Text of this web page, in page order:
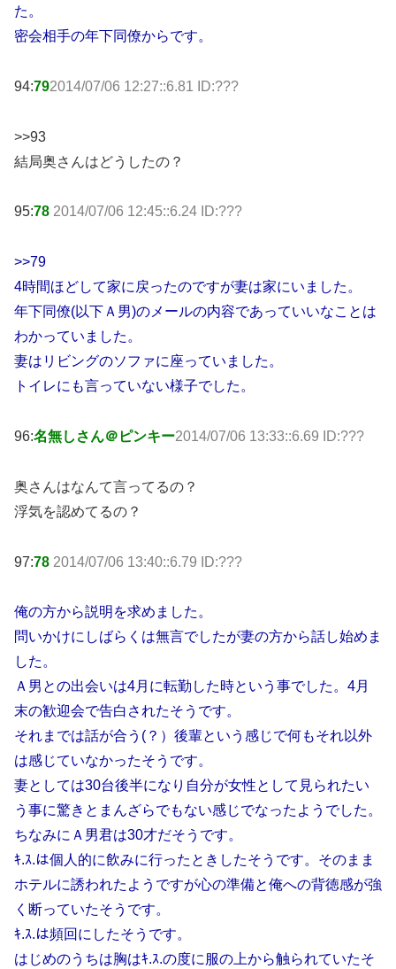
た。
密会相手の年下同僚からです。
94:792014/07/06 12:27::6.81 ID:???
>>93
結局奥さんはどうしたの？
95:78 2014/07/06 12:45::6.24 ID:???
>>79
4時間ほどして家に戻ったのですが妻は家にいました。
年下同僚(以下Ａ男)のメールの内容であっていいなことは
わかっていました。
妻はリビングのソファに座っていました。
トイレにも言っていない様子でした。
96:名無しさん＠ピンキー2014/07/06 13:33::6.69 ID:???
奥さんはなんて言ってるの？
浮気を認めてるの？
97:78 2014/07/06 13:40::6.79 ID:???
俺の方から説明を求めました。
問いかけにしばらくは無言でしたが妻の方から話し始めま
した。
Ａ男との出会いは4月に転勤した時という事でした。4月
末の歓迎会で告白されたそうです。
それまでは話が合う(？）後輩という感じで何もそれ以外
は感じていなかったそうです。
妻としては30台後半になり自分が女性として見られたい
う事に驚きとまんざらでもない感じでなったようでした。
ちなみにＡ男君は30才だそうです。
ｷ.ｽ.は個人的に飲みに行ったときしたそうです。そのまま
ホテルに誘われたようですが心の準備と俺への背徳感が強
く断っていたそうです。
ｷ.ｽ.は頻回にしたそうです。
はじめのうちは胸はｷ.ｽ.の度に服の上から触られていたそ